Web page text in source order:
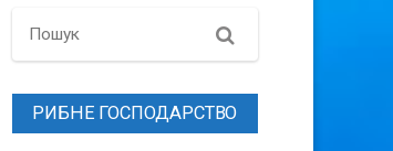
Search
РИБНЕ ГОСПОДАРСТВО